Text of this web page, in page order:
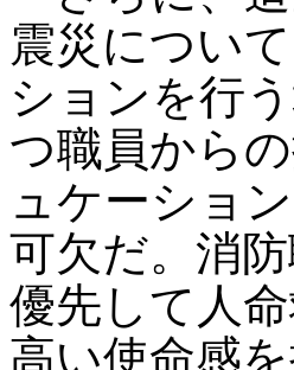
震災につい
ションを行
つ職員から
ュケーショ
可欠だ。消
優先して人
高い使命感